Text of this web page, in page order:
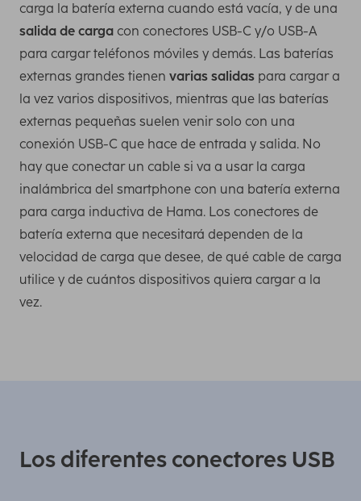
carga la batería externa cuando está vacía, y de una
salida de carga con conectores USB-C y/o USB-A
para cargar teléfonos móviles y demás. Las baterías
externas grandes tienen varias salidas para cargar a
la vez varios dispositivos, mientras que las baterías
externas pequeñas suelen venir solo con una
conexión USB-C que hace de entrada y salida. No
hay que conectar un cable si va a usar la carga
inalámbrica del smartphone con una batería externa
para carga inductiva de Hama. Los conectores de
batería externa que necesitará dependen de la
velocidad de carga que desee, de qué cable de carga
utilice y de cuántos dispositivos quiera cargar a la
vez.
Los diferentes conectores USB